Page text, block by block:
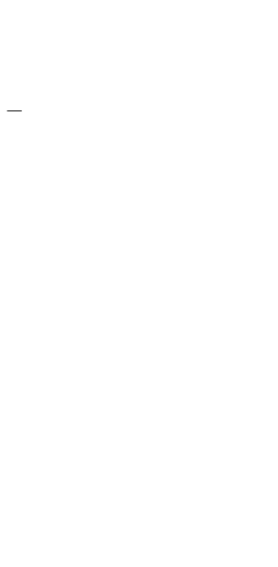
столик в буфете
—